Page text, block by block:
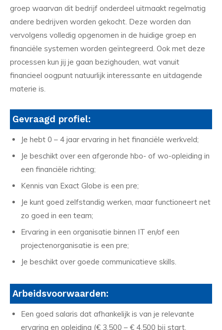
groep waarvan dit bedrijf onderdeel uitmaakt regelmatig
andere bedrijven worden gekocht. Deze worden dan
vervolgens volledig opgenomen in de huidige groep en
financiële systemen worden geïntegreerd. Ook met deze
processen kun jij je gaan bezighouden, wat vanuit
financieel oogpunt natuurlijk interessante en uitdagende
materie is.
Gevraagd profiel:
Je hebt 0 – 4 jaar ervaring in het financiële werkveld;
Je beschikt over een afgeronde hbo- of wo-opleiding in
een financiële richting;
Kennis van Exact Globe is een pre;
Je kunt goed zelfstandig werken, maar functioneert net
zo goed in een team;
Ervaring in een organisatie binnen IT en/of een
projectenorganisatie is een pre;
Je beschikt over goede communicatieve skills.
Arbeidsvoorwaarden:
Een goed salaris dat afhankelijk is van je relevante
ervaring en opleiding (€ 3.500 – € 4.500 bij start,